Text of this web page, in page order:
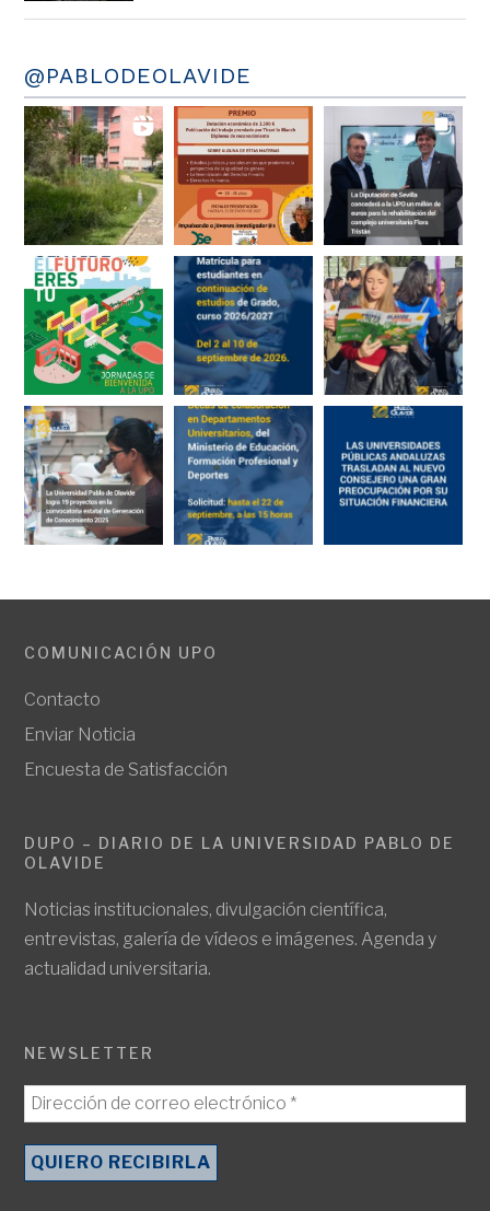
@PABLODEOLAVIDE
COMUNICACIÓN UPO
Contacto
Enviar Noticia
Encuesta de Satisfacción
DUPO – DIARIO DE LA UNIVERSIDAD PABLO DE
OLAVIDE
Noticias institucionales, divulgación científica,
entrevistas, galería de vídeos e imágenes. Agenda y
actualidad universitaria.
NEWSLETTER